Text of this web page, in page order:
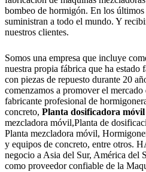
bombeo de hormigón. En los últimos
suministran a todo el mundo. Y
nuestros clientes.
Somos una empresa que incluye
nuestra propia fábrica que ha estado
con piezas de repuesto durante 20
comenzamos a promover el
fabricante profesional de
concreto, Planta dosificadora
mezcladora móvil,Planta de
Planta mezcladora móvil,
y equipos de concreto, entre otros.
negocio a Asia del Sur, América del
como proveedor confiable de la